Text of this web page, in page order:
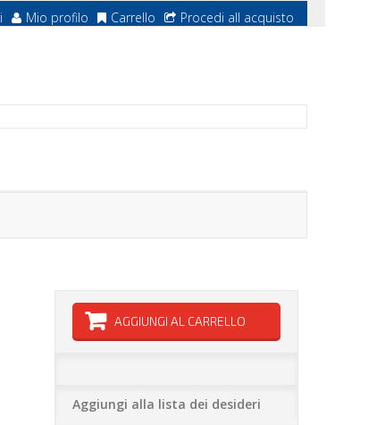
Mio profilo Carrello Procedi all acquisto
AGGIUNGI AL CARRELLO
Aggiungi alla lista dei desideri